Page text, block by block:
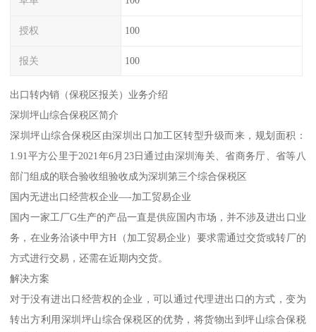
授权 100
报关 100
出口转内销（保税区报关）业务介绍
深圳坪山综合保税区简介
深圳坪山综合保税区由深圳出口加工区转型升级而来，规划面积：
1.91平方公里于2021年6月23日通过由深圳海关、省商务厅、省等八
部门组成的联合验收组验收成为深圳第三个综合保税区
国内无进出口经营权企业—-加工贸易企业
国内一家工厂G生产的产品一直是供应国内市场，并不涉及进出口业
务，在业务洽谈中甲方H（加工贸易企业）要求需通过交货或转厂的
方式进行交易，还需在近期内交货。
解决方案
对于没有进出口经营权的企业，可以通过代理进出口的方式，变为
转出方利用深圳坪山综合保税区的优势，将货物出到坪山综合保税